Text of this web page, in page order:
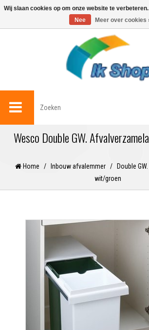
0
Wesco Double GW.
Home / Inbouw afvalemmer /
Double
wit/groen
Wij slaan cookies op om onze website te
Nee
Meer over cookies